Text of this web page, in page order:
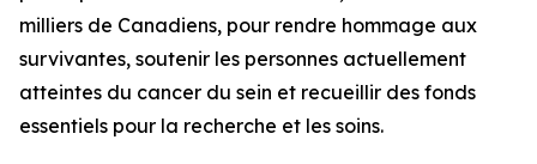
milliers de Canadiens, pour rendre hommage aux
survivantes, soutenir les personnes actuellement
atteintes du cancer du sein et recueillir des fonds
essentiels pour la recherche et les soins.